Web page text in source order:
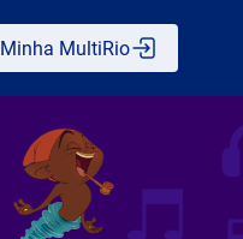
Minha MultiRio